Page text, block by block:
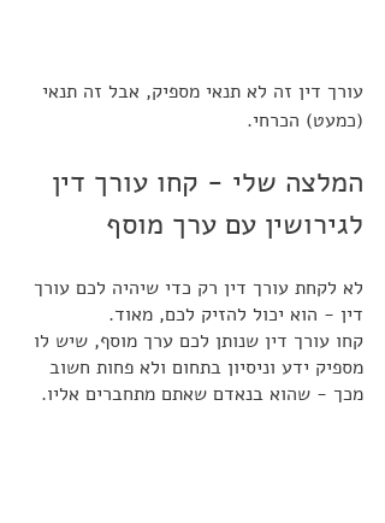
עורך דין זה לא תנאי מספיק, אבל זה תנאי
(כמעט) הכרחי.
המלצה שלי - קחו עורך דין
לגירושין עם ערך מוסף
לא לקחת עורך דין רק כדי שיהיה לכם עורך
דין - הוא יכול להזיק לכם, מאוד.
קחו עורך דין שנותן לכם ערך מוסף, שיש לו
מספיק ידע וניסיון בתחום ולא פחות חשוב
מכך - שהוא בנאדם שאתם מתחברים אליו.